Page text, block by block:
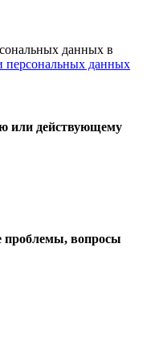
данных в
персональных данных
или действующему
проблемы, вопросы